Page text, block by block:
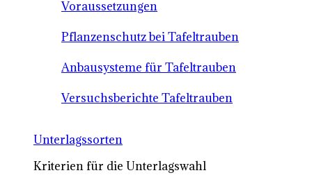
Voraussetzungen
Pflanzenschutz bei Tafeltrauben
Anbausysteme für Tafeltrauben
Versuchsberichte Tafeltrauben
Unterlagssorten
Kriterien für die Unterlagswahl